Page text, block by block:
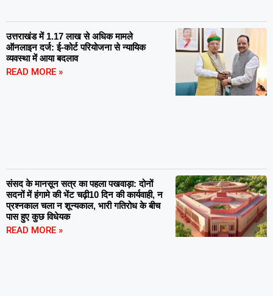
उत्तराखंड में 1.17 लाख से अधिक मामले
ऑनलाइन दर्ज: ई-कोर्ट परियोजना से न्यायिक
व्यवस्था में आया बदलाव
READ MORE »
संसद के मानसून सत्र का पहला पखवाड़ा: दोनों
सदनों में हंगामे की भेंट चढ़ी10 दिन की कार्यवाही, न
प्रश्नकाल चला न शून्यकाल, भारी गतिरोध के बीच
पास हुए कुछ विधेयक
READ MORE »